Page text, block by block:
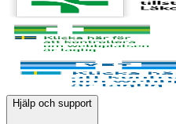
Hjälp och support